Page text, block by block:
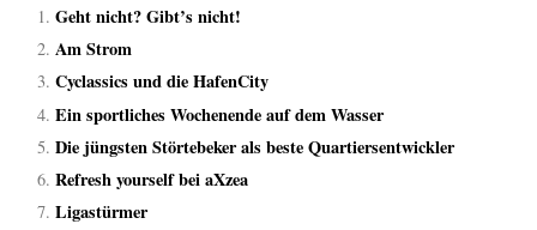
Geht nicht? Gibt’s nicht!
Am Strom
Cyclassics und die HafenCity
Ein sportliches Wochenende auf dem Wasser
Die jüngsten Störtebeker als beste Quartiersentwickler
Refresh yourself bei aXzea
Ligastürmer